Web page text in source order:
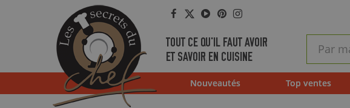
Facebook
Twitter
YouTube
Pinterest
Instagram
TOUT CE QU'IL FAUT AVOIR
ET SAVOIR EN CUISINE
rapide
Nouveautés Top ventes